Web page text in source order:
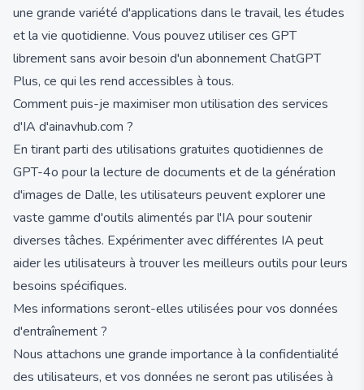
une grande variété d'applications dans le travail, les études
et la vie quotidienne. Vous pouvez utiliser ces GPT
librement sans avoir besoin d'un abonnement ChatGPT
Plus, ce qui les rend accessibles à tous.
Comment puis-je maximiser mon utilisation des services
d'IA d'ainavhub.com ?
En tirant parti des utilisations gratuites quotidiennes de
GPT-4o pour la lecture de documents et de la génération
d'images de Dalle, les utilisateurs peuvent explorer une
vaste gamme d'outils alimentés par l'IA pour soutenir
diverses tâches. Expérimenter avec différentes IA peut
aider les utilisateurs à trouver les meilleurs outils pour leurs
besoins spécifiques.
Mes informations seront-elles utilisées pour vos données
d'entraînement ?
Nous attachons une grande importance à la confidentialité
des utilisateurs, et vos données ne seront pas utilisées à